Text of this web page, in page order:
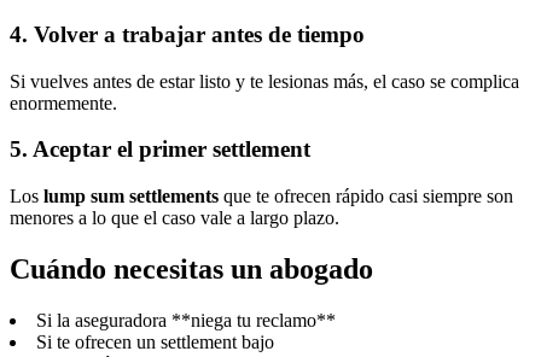
4. Volver a trabajar antes de tiempo
Si vuelves antes de estar listo y te lesionas más, el caso se complica
enormemente.
5. Aceptar el primer settlement
Los lump sum settlements que te ofrecen rápido casi siempre son
menores a lo que el caso vale a largo plazo.
Cuándo necesitas un abogado
Si la aseguradora **niega tu reclamo**
Si te ofrecen un settlement bajo